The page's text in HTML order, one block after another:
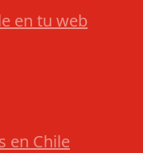
en tu web
en Chile